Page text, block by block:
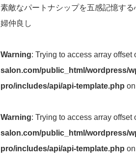
素敵なパートナシップを五感記憶す
婦仲良し
Warning: Trying to access array
salon.com/public_html/wordpress/
pro/includes/api/api-template.php
Warning: Trying to access array
salon.com/public_html/wordpress/
pro/includes/api/api-template.php